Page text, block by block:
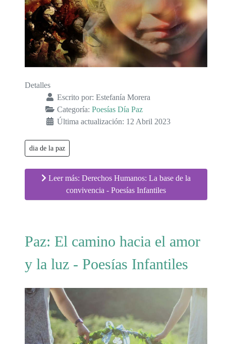
Detalles
Escrito por: Estefanía Morera
Categoría: Poesías Día Paz
Última actualización: 12 Abril 2023
dia de la paz
Leer más: Derechos Humanos: La base de la
convivencia - Poesías Infantiles
Paz: El camino hacia el amor
y la luz - Poesías Infantiles